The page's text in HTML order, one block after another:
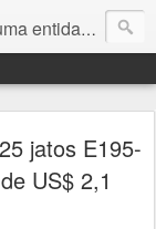
jornalistas e nem este é um blog jornalístico.
jatos E195-
US$ 2,1